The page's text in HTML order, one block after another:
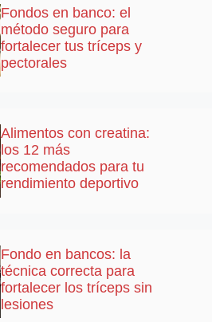
Fondos en banco: el
método seguro para
fortalecer tus tríceps y
pectorales
Alimentos con creatina:
los 12 más
recomendados para tu
rendimiento deportivo
Fondo en bancos: la
técnica correcta para
fortalecer los tríceps sin
lesiones